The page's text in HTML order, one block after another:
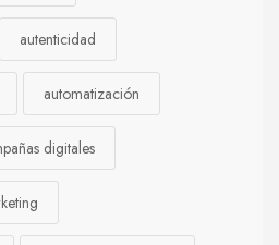
autenticidad
automatización
digitales